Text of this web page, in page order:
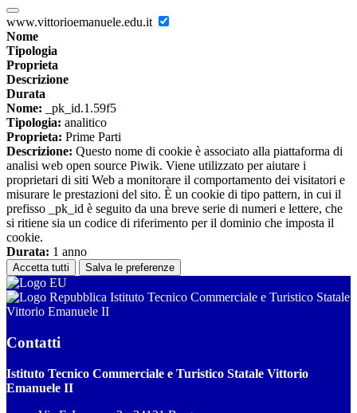
www.vittorioemanuele.edu.it
Nome
Tipologia
Proprieta
Descrizione
Durata
Nome: _pk_id.1.59f5
Tipologia: analitico
Proprieta: Prime Parti
Descrizione: Questo nome di cookie è associato alla piattaforma di
analisi web open source Piwik. Viene utilizzato per aiutare i
proprietari di siti Web a monitorare il comportamento dei visitatori e
misurare le prestazioni del sito. È un cookie di tipo pattern, in cui il
prefisso _pk_id è seguito da una breve serie di numeri e lettere, che
si ritiene sia un codice di riferimento per il dominio che imposta il
cookie.
Durata: 1 anno
Accetta tutti Salva le preferenze
Istituto Tecnico Commerciale e Turistico Statale
Vittorio Emanuele II
Contatti
Istituto Tecnico Commerciale e Turistico Statale Vittorio
Emanuele II